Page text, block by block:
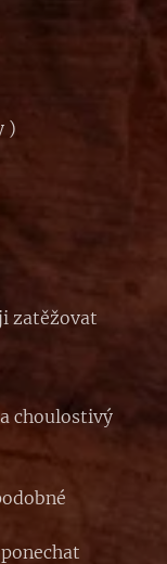
)
zatěžovat
choulostivý